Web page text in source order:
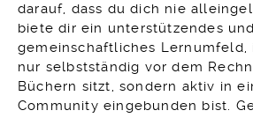
darauf, dass du dich nie
biete dir ein unterstützendes und
gemeinschaftliches Lernumfeld,
nur selbstständig vor dem
Büchern sitzt, sondern aktiv in
Community eingebunden bist.